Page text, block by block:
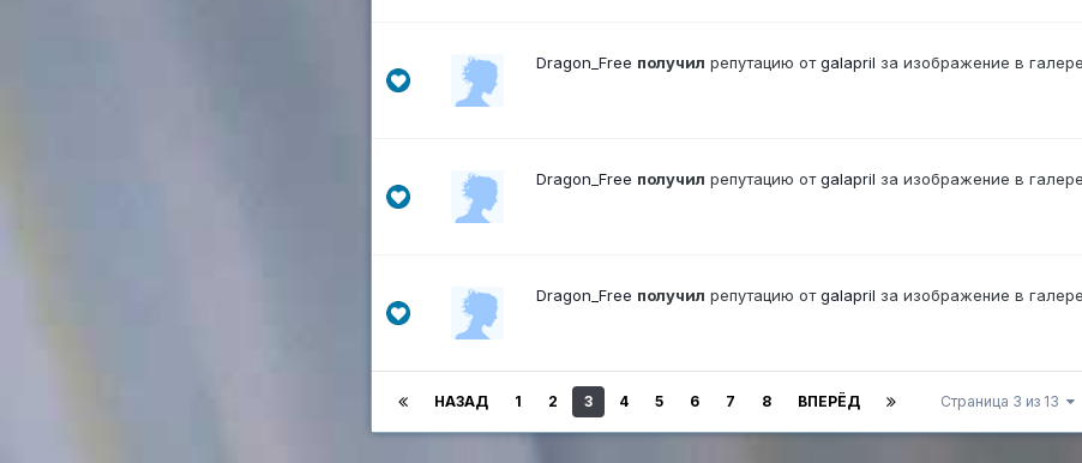
Dragon_Free получил репутацию отgalapril за изображение в
Dragon_Free получил репутацию отgalapril за изображение в
Dragon_Free получил репутацию отgalapril за изображение в
НАЗАД 1 2 3 4 5 6 7 8 ВПЕРЁД Страница 3 из 13